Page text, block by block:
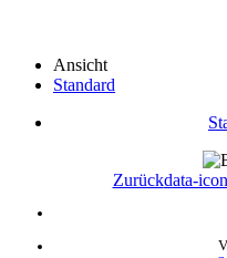
Ansicht
Standard
Zurückdata-